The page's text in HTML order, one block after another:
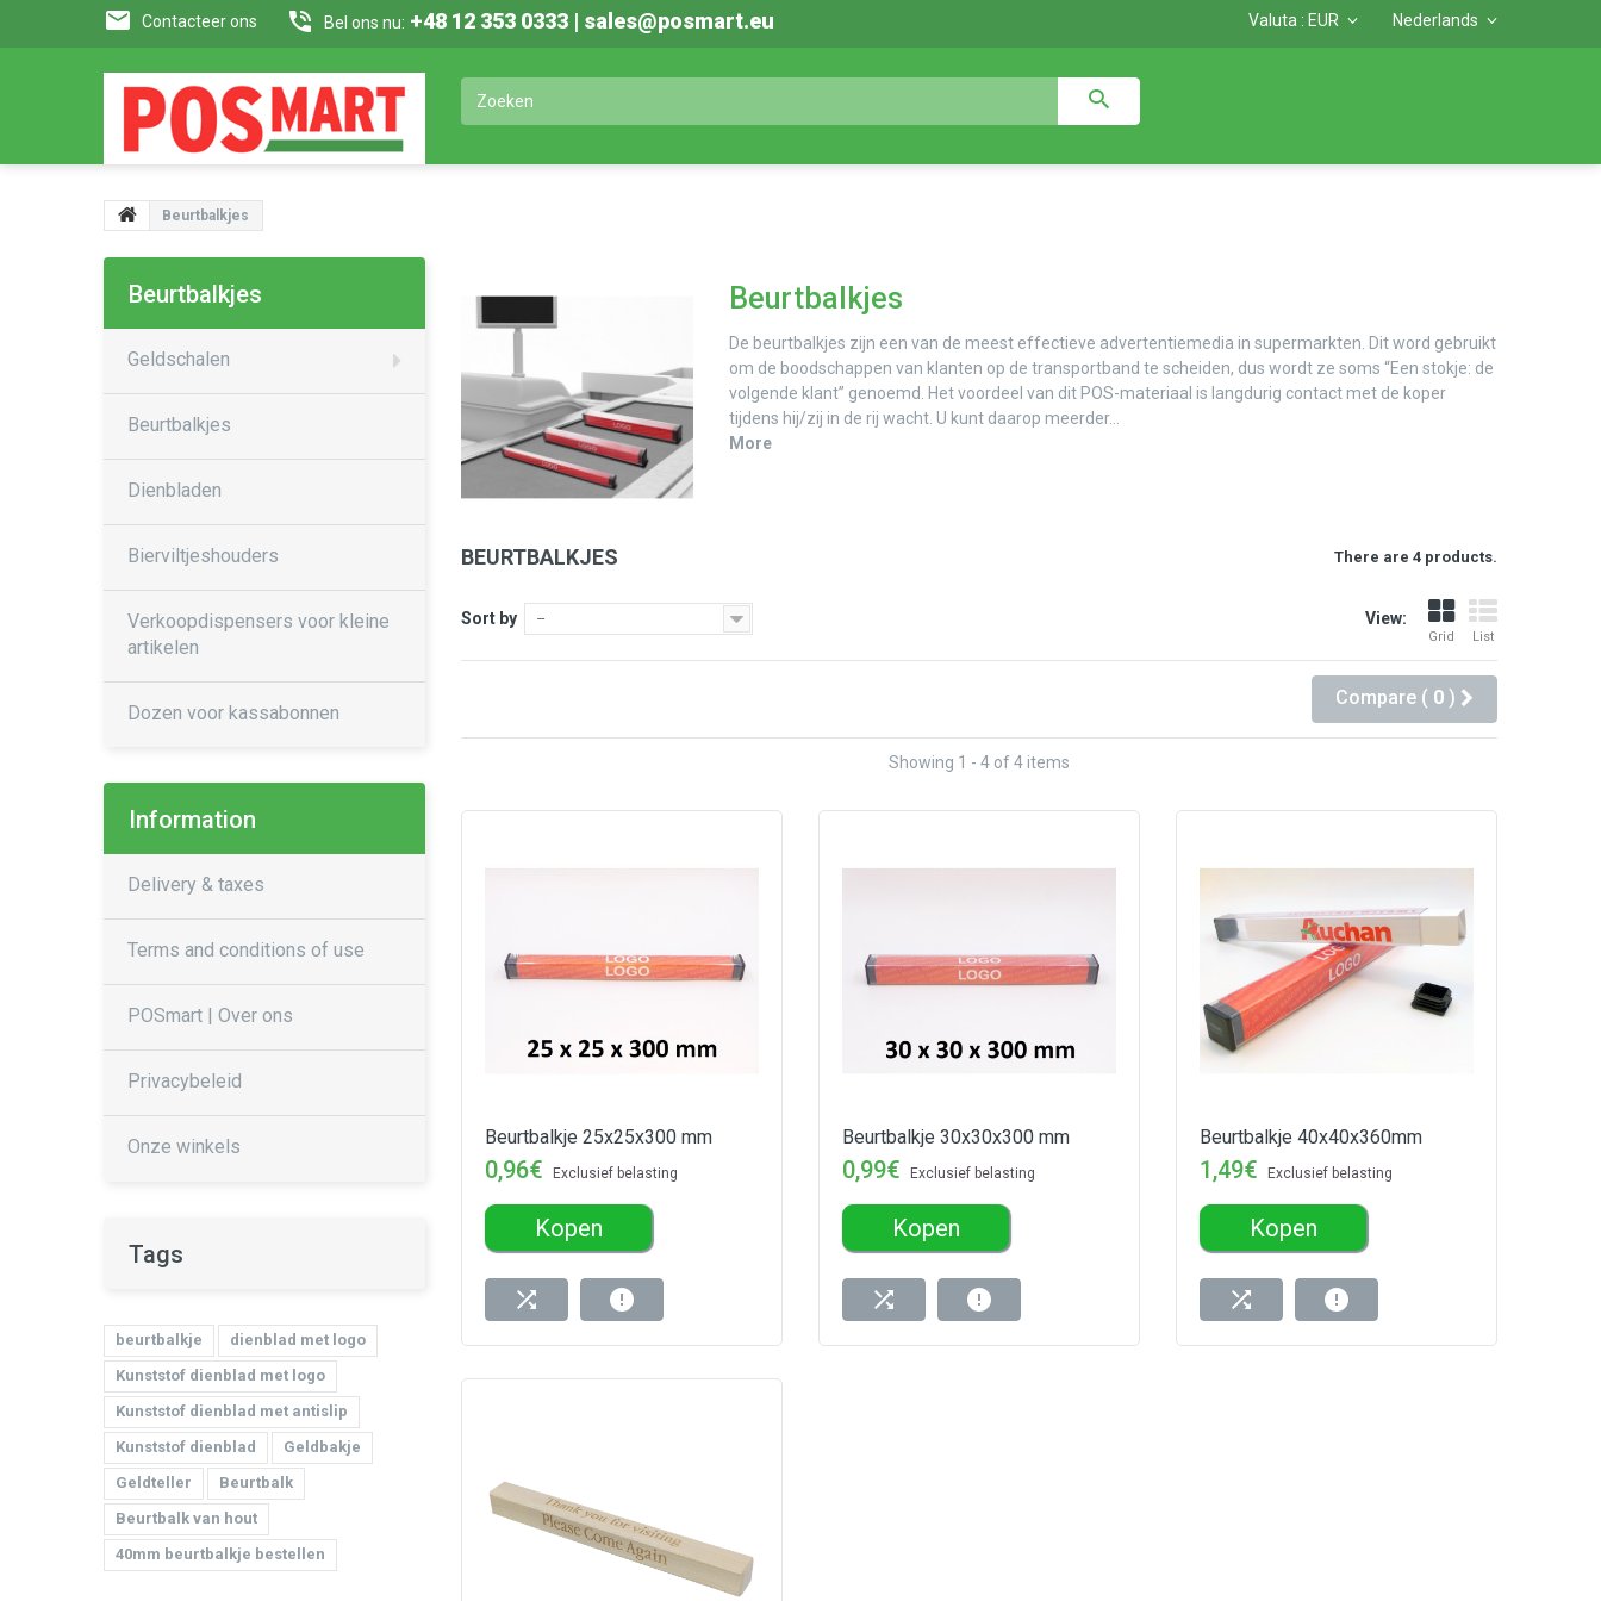
Nederlands
Valuta : EUR
Contacteer ons Bel ons nu: +48 12 353 0333 | sales@posmart.eu
Beurtbalkjes
Beurtbalkjes
De beurtbalkjes zijn een van de meest effectieve advertentiemedia in supermarkten. Dit word gebruikt
om de boodschappen van klanten op de transportband te scheiden, dus wordt ze soms “Een stokje: de
volgende klant” genoemd. Het voordeel van dit POS-materiaal is langdurig contact met de koper
tijdens hij/zij in de rij wacht. U kunt daarop meerder...
More
BEURTBALKJES There are 4 products.
View:
Grid List
Sort by --
Compare ( 0 )
Showing 1 - 4 of 4 items
Beurtbalkje 25x25x300 mm
0,96€ Exclusief belasting
Kopen
Beurtbalkje 30x30x300 mm
0,99€ Exclusief belasting
Kopen
Beurtbalkje 40x40x360mm
1,49€ Exclusief belasting
Kopen
Beurtbalkjes
Geldschalen
Beurtbalkjes
Dienbladen
Bierviltjeshouders
Verkoopdispensers voor kleine
artikelen
Dozen voor kassabonnen
Information
Delivery & taxes
Terms and conditions of use
POSmart | Over ons
Privacybeleid
Onze winkels
Tags
beurtbalkje
dienblad met logo
Kunststof dienblad met logo
Kunststof dienblad met antislip
Kunststof dienblad
Geldbakje
Geldteller
Beurtbalk
Beurtbalk van hout
40mm beurtbalkje bestellen